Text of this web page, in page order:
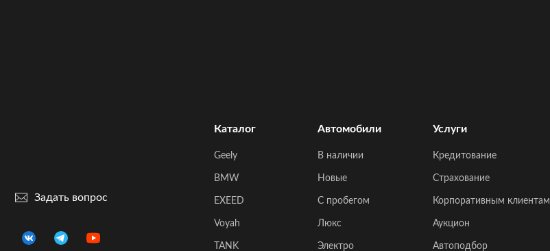
Каталог
Geely
BMW
EXEED
Voyah
TANK
Автомобили
В наличии
Новые
C пробегом
Люкс
Электро
Услуги
Кредитование
Страхование
Корпоративным клиентам
Аукцион
Автоподбор
Задать вопрос